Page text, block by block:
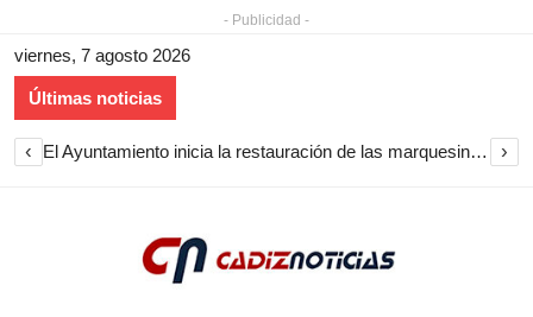
- Publicidad -
viernes, 7 agosto 2026
Últimas noticias
‹ El Ayuntamiento inicia la restauración de las marquesinas de Plaza Esteve para volver a instalarlas en el centro de Jerez ›